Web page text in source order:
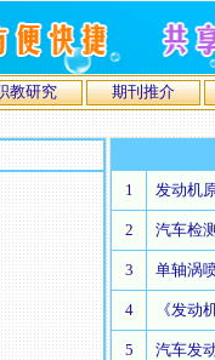
教研究 期刊推介
1 发动机
2 汽车检
3 单轴涡
4 《发动
5 汽车发